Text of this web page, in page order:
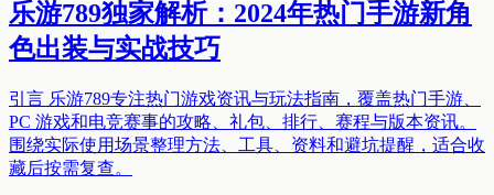
乐游789独家解析：2024年热门手游新角
色出装与实战技巧
引言 乐游789专注热门游戏资讯与玩法指南，覆盖热门手游、
PC 游戏和电竞赛事的攻略、礼包、排行、赛程与版本资讯。
围绕实际使用场景整理方法、工具、资料和避坑提醒，适合收
藏后按需复查。